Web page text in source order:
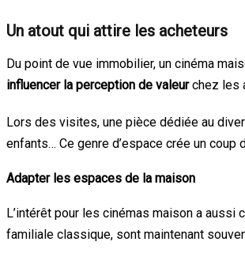
Un atout qui attire les acheteurs
Du point de vue immobilier, un cinéma
influencer la perception de valeurchez les
Lors des visites, une pièce dédiée au
enfants… Ce genre d’espace crée un
Adapter les espaces de la maison
L’intérêt pour les cinémas maison a
familiale classique, sont maintenant